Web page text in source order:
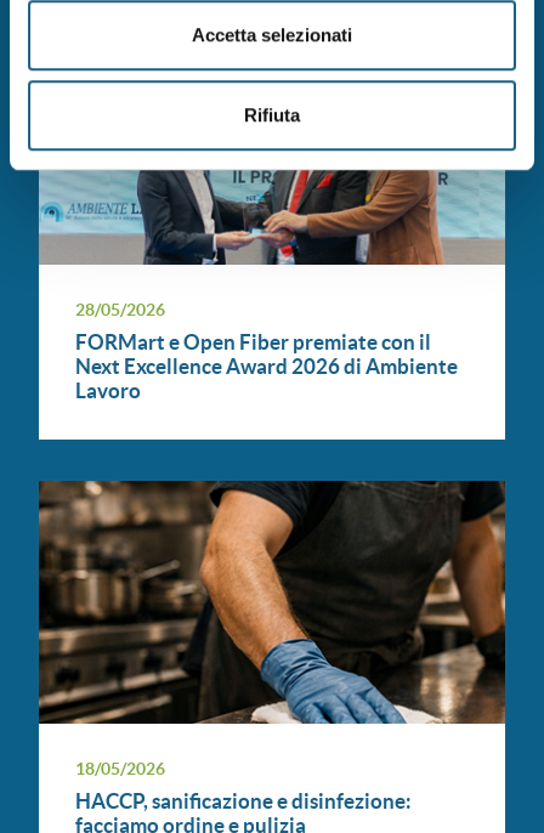
Accetta selezionati
Rifiuta
28/05/2026
FORMart e Open Fiber premiate con il
Next Excellence Award 2026 di Ambiente
Lavoro
18/05/2026
HACCP, sanificazione e disinfezione:
facciamo ordine e pulizia